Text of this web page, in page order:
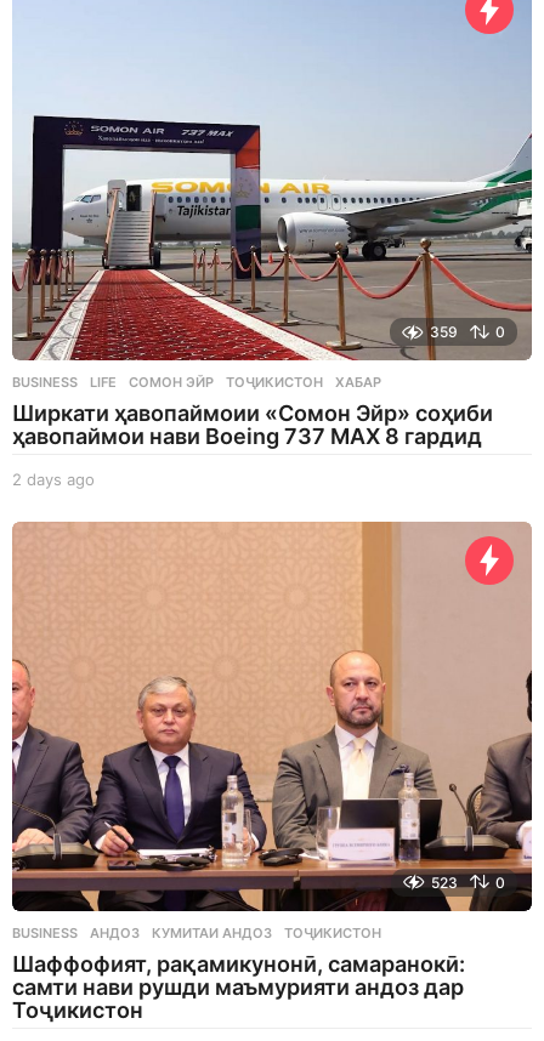
359 0
BUSINESS ,LIFE СОМОН ЭЙР ,ТОҶИКИСТОН ,ХАБАР
Ширкати ҳавопаймоии «Сомон Эйр» соҳиби
ҳавопаймои нави Boeing 737 MAX 8 гардид
2 days ago
a
523 0
BUSINESS АНДОЗ ,КУМИТАИ АНДОЗ ,ТОҶИКИСТОН
Шаффофият, рақамикунонӣ, самаранокӣ:
самти нави рушди маъмурияти андоз дар
Тоҷикистон